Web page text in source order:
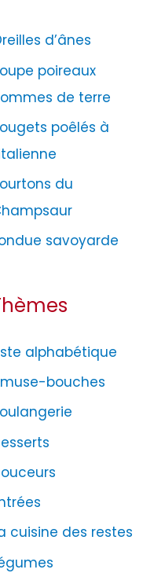
d’ânes
poireaux
de terre
poêlés à
du
savoyarde
alphabétique
bouches
cuisine des restes